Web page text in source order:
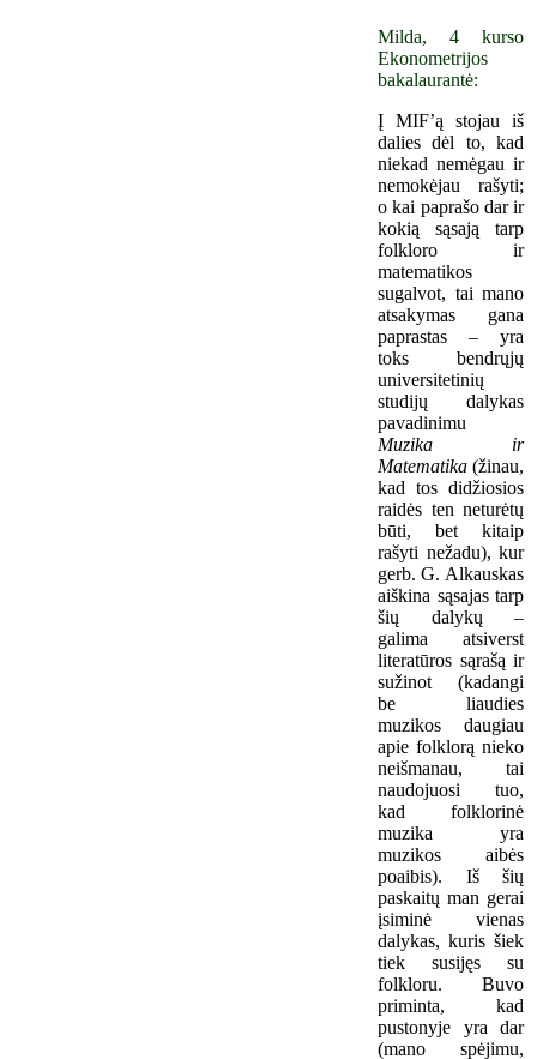
Milda, 4 kurso
Ekonometrijos
bakalaurantė:
Į MIF’ą stojau iš
dalies dėl to, kad
niekad nemėgau ir
nemokėjau rašyti;
o kai paprašo dar ir
kokią sąsają tarp
folkloro ir
matematikos
sugalvot, tai mano
atsakymas gana
paprastas – yra
toks bendrųjų
universitetinių
studijų dalykas
pavadinimu
Muzika ir
Matematika (žinau,
kad tos didžiosios
raidės ten neturėtų
būti, bet kitaip
rašyti nežadu), kur
gerb. G. Alkauskas
aiškina sąsajas tarp
šių dalykų –
galima atsiverst
literatūros sąrašą ir
sužinot (kadangi
be liaudies
muzikos daugiau
apie folklorą nieko
neišmanau, tai
naudojuosi tuo,
kad folklorinė
muzika yra
muzikos aibės
poaibis). Iš šių
paskaitų man gerai
įsiminė vienas
dalykas, kuris šiek
tiek susijęs su
folkloru. Buvo
priminta, kad
pustonyje yra dar
(mano spėjimu,